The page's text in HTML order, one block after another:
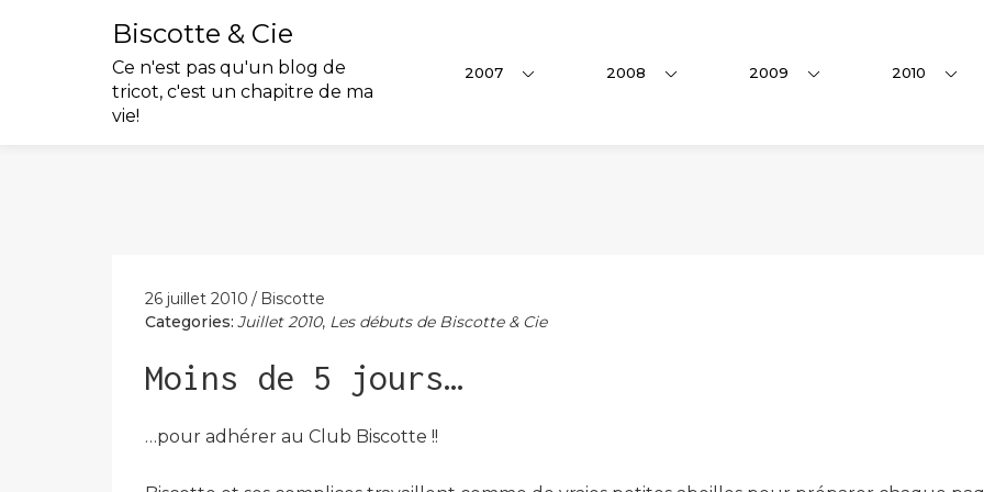
Biscotte & Cie
Ce n'est pas qu'un blog de
tricot, c'est un chapitre de ma
vie!
2007 2008 2009 2010
26 juillet 2010
Biscotte
Categories: Juillet 2010, Les débuts de Biscotte & Cie
Moins de 5 jours…
…pour adhérer au Club Biscotte !!